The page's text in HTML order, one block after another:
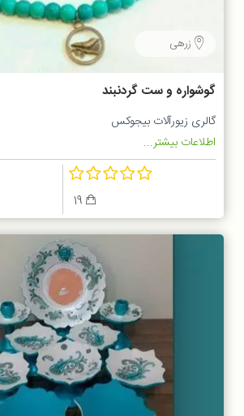
زرهی
گوشواره و ست گردنبند
گالری زیورآلات بیجوکس
اطلاعات بیشتر...